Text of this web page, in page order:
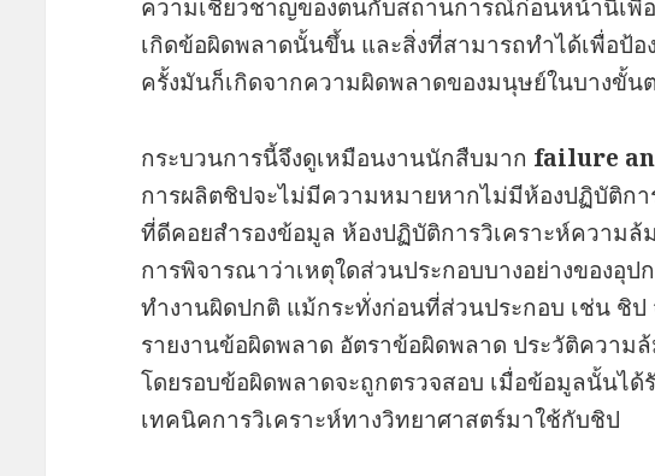
ความเชี่ยวชาญของตนกับสถานการณ์ก่อนหน้านี้เพื่
เกิดข้อผิดพลาดนั้นขึ้น และสิ่งที่สามารถทำได้เพื่อป้
ครั้งมันก็เกิดจากความผิดพลาดของมนุษย์ในบางขั้น
กระบวนการนี้จึงดูเหมือนงานนักสืบมาก failure
การผลิตชิปจะไม่มีความหมายหากไม่มีห้องปฏิบัติกา
ที่ดีคอยสำรองข้อมูล ห้องปฏิบัติการวิเคราะห์ความ
การพิจารณาว่าเหตุใดส่วนประกอบบางอย่างของอุป
ทำงานผิดปกติ แม้กระทั่งก่อนที่ส่วนประกอบ เช่น ชิป
รายงานข้อผิดพลาด อัตราข้อผิดพลาด ประวัติความ
โดยรอบข้อผิดพลาดจะถูกตรวจสอบ เมื่อข้อมูลนั้นไ
เทคนิคการวิเคราะห์ทางวิทยาศาสตร์มาใช้กับชิป